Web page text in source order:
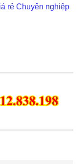
rẻ Chuyên nghiệp